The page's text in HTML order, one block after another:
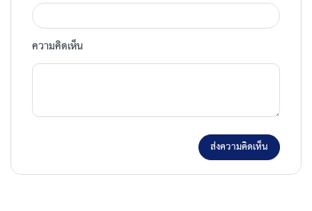
ความคิดเห็น
ส่งความคิดเห็น